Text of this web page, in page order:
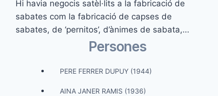
Hi havia negocis satèl·lits a la fabricació de
sabates com la fabricació de capses de
sabates, de ‘pernitos’, d’ànimes de sabata,…
Persones
PERE FERRER DUPUY (1944)
AINA JANER RAMIS (1936)